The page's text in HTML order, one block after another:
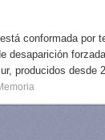
conformada por
desaparición
producidos desde